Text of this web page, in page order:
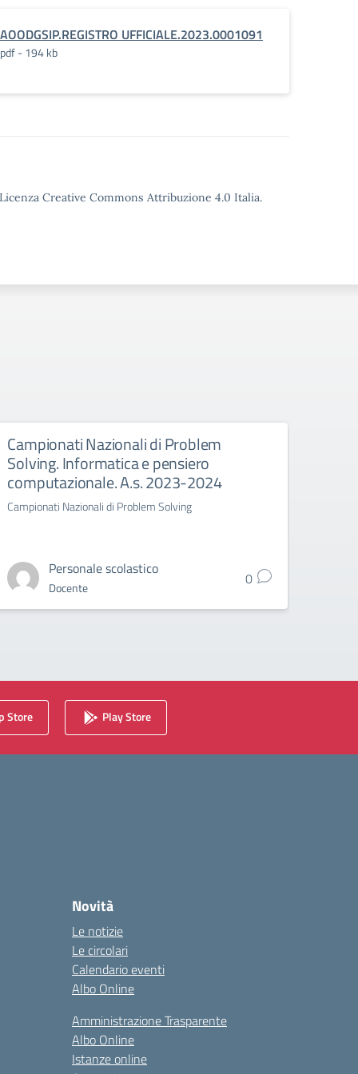
AOODGSIP.REGISTRO UFFICIALE.2023.0001091
pdf - 194 kb
Creative Commons Attribuzione 4.0 Italia.
Campionati Nazionali di Problem
Solving. Informatica e pensiero
computazionale. A.s. 2023-2024
Campionati Nazionali di Problem Solving
Personale scolastico
Docente 0
Store Play Store
Novità
Le notizie
Le circolari
Calendario eventi
Albo Online
Amministrazione Trasparente
Albo Online
Istanze online